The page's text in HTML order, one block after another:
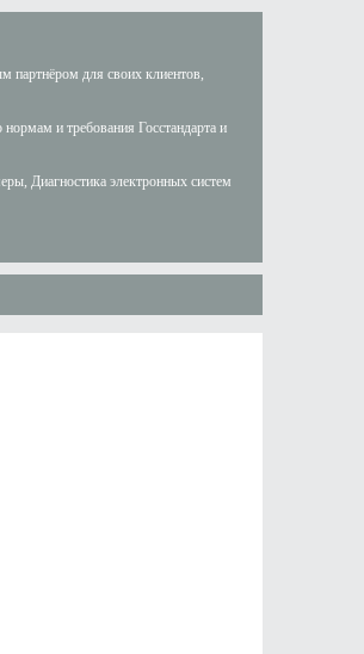
партнёром для своих клиентов,
и требования Госстандарта и
Диагностика электронных систем